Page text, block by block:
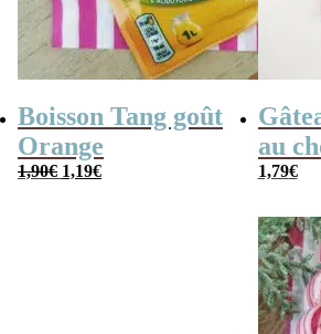
Boisson Tang goût
Orange
1,90€ Le
prix
1,19€Le
prix
au
1,79€